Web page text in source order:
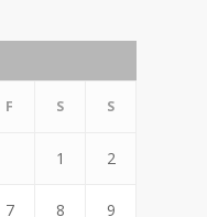
F S S
1 2
7 8 9